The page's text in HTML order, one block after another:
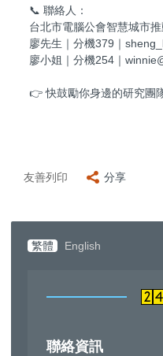
📞 聯絡人：
台北市電腦公會智慧城市
廖先生｜分機379｜
廖小姐｜分機254｜
👉 快鼓勵你身邊的研究團
友善列印 分享
繁體 English
聯絡資訊